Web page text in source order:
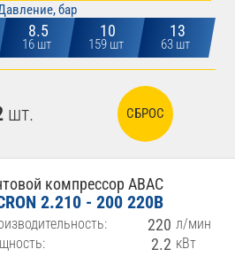
бар
8.5
16 шт
10
159 шт
13
63 шт
шт. СБРОС
компрессор ABAC
2.210 - 200 220В
220 л/мин
2.2 кВт